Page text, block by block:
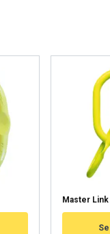
Master
kanssa,
käyttäessäsi